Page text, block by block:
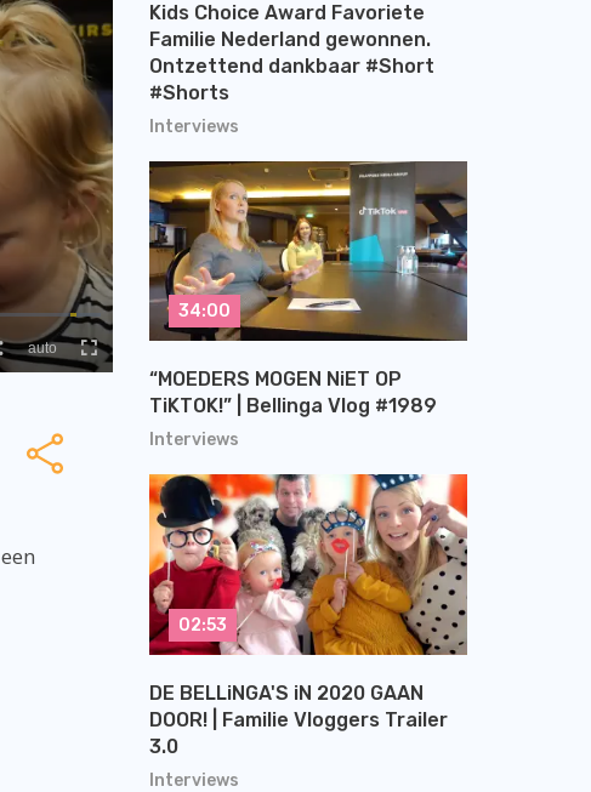
Interviews
Kids Choice Award Favoriete
Familie Nederland gewonnen.
Ontzettend dankbaar #Short
#Shorts
Interviews
“MOEDERS MOGEN NiET OP
TiKTOK!” | Bellinga Vlog #1989
34:00
Interviews
DE BELLiNGA'S iN 2020 GAAN
DOOR! | Familie Vloggers Trailer
3.0
02:53